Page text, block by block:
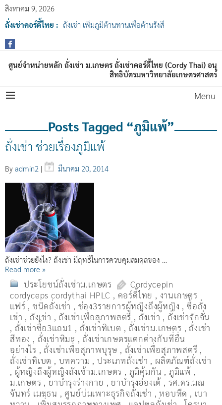
สิงหาคม 9, 2026
ถั่งเช่าคอร์ดี้ไทย : ถั่งเช่า เพิ่มภูมิต้านทานเพื่อต้านรังสี
ศูนย์จำหน่ายหลัก ถั่งเช่า ม.เกษตร ถั่งเช่าคอร์ดี้ไทย (Cordy Thai) อนุ
สิทธิบัตรมหาวิทยาลัยเกษตรศาสตร์
Menu
Posts Tagged “ภูมิแพ้”
ถั่งเช่า ช่วยเรื่องภูมิแพ้
By admin2 | มีนาคม 20, 2014
ถั่งเช่าช่วยยังไง? ถั่งเช่า มีฤทธิ์ในการควบคุมสมดุลของ …
Read more »
ประโยชน์ถั่งเช่าม.เกษตร
Cordycepin
cordyceps cordythai HPLC , คอร์ดี้ไทย , งานเกษตร
แฟร์ , ชนิดถั่งเช่า , ช่อง3รายการผู้หญิงถึงผู้หญิง ,ซื้อถั่ง
เช่า , ถังเช่า , ถังเช่าเพื่อสุภาพสตรี , ถั่งเช่า , ถั่งเช่าจักจั่น
, ถั่งเช่าซื้อ3แถม1 , ถั่งเช่าทิเบต , ถั่งเช่าม.เกษตร , ถั่งเช่า
สีทอง , ถั่งเช่าหิมะ , ถั่งเช่าเกษตรแตกต่างกับที่อื่น
อย่างไร , ถั่งเช่าเพื่อสุภาพบุรุษ , ถั่งเช่าเพื่อสุภาพสตรี ,
ถั่่งเช่าทิเบต , บทความ , ประเภทถั่งเช่า , ผลิตภัณฑ์ถั่งเช่า
, ผู้หญิงถึงผู้หญิงถังเช้าม.เกษตร , ภูมิคุ้มกัน , ภูมิแพ้ ,
ม.เกษตร , ยาบำรุงร่างกาย , ยาบำรุงฮ่องเต้ , รศ.ดร.มณ
จันทร์ เมฆธน , ศูนย์บ่มเพาะธุรกิจถั่งเช่า ,หอบหืด , เบา